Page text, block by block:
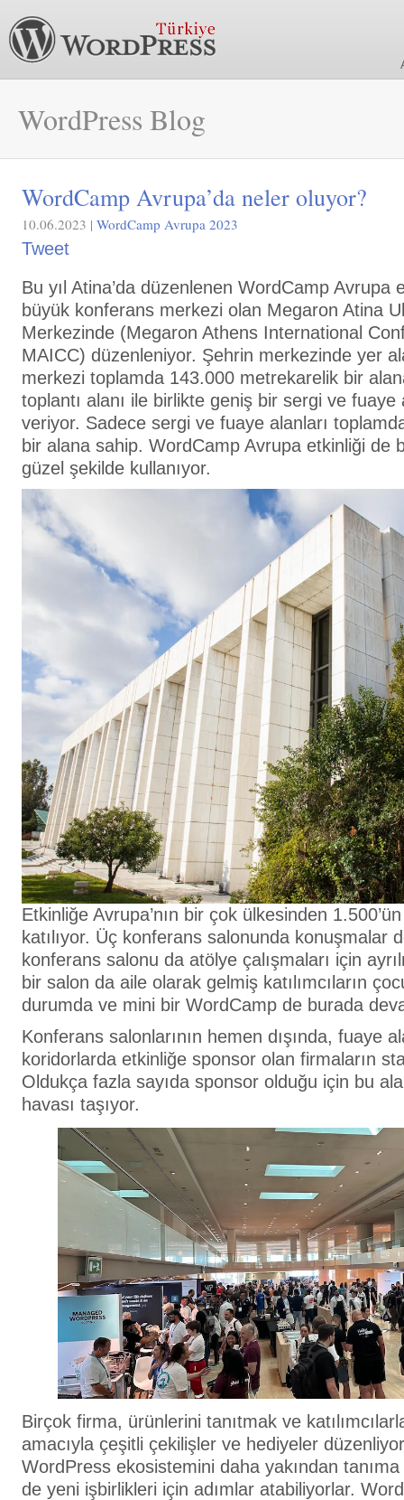
WordPress Blog
WordCamp Avrupa’da neler oluyor?
10.06.2023 | WordCamp Avrupa 2023
Tweet
Bu yıl Atina’da düzenlenen WordCamp Avrupa
büyük konferans merkezi olan Megaron Atina
Merkezinde (Megaron Athens International
MAICC) düzenleniyor. Şehrin merkezinde yer
merkezi toplamda 143.000 metrekarelik bir
toplantı alanı ile birlikte geniş bir sergi ve fuaye
veriyor. Sadece sergi ve fuaye alanları
bir alana sahip. WordCamp Avrupa etkinliği de
güzel şekilde kullanıyor.
Etkinliğe Avrupa’nın bir çok ülkesinden
katılıyor. Üç konferans salonunda konuşmalar
konferans salonu da atölye çalışmaları için
bir salon da aile olarak gelmiş katılımcıların
durumda ve mini bir WordCamp de burada
Konferans salonlarının hemen dışında, fuaye
koridorlarda etkinliğe sponsor olan firmaların
Oldukça fazla sayıda sponsor olduğu için bu
havası taşıyor.
Birçok firma, ürünlerini tanıtmak ve
amacıyla çeşitli çekilişler ve hediyeler
WordPress ekosistemini daha yakından tanıma
de yeni işbirlikleri için adımlar atabiliyorlar.